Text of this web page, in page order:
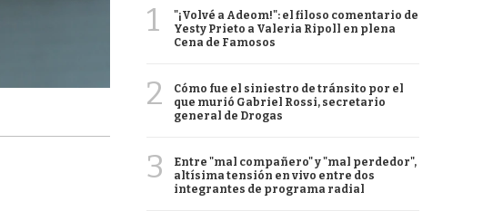
1
"¡Volvé a Adeom!": el filoso comentario de
Yesty Prieto a Valeria Ripoll en plena
Cena de Famosos
2
Cómo fue el siniestro de tránsito por el
que murió Gabriel Rossi, secretario
general de Drogas
3
Entre "mal compañero" y "mal perdedor",
altísima tensión en vivo entre dos
integrantes de programa radial